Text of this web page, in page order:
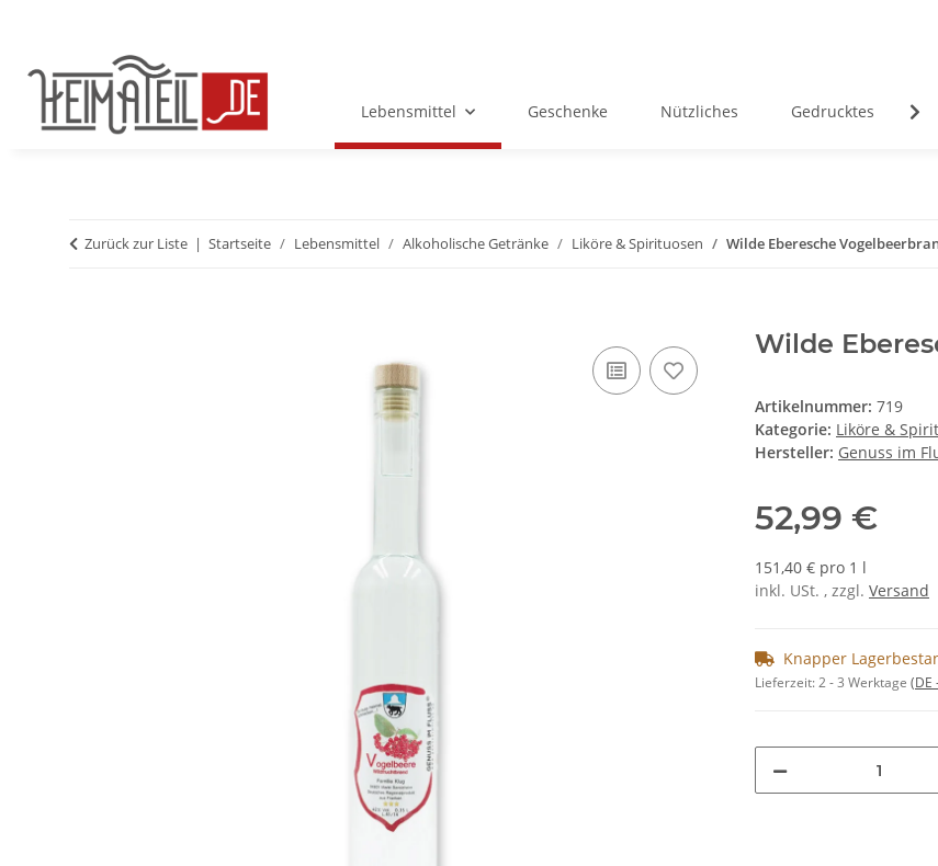
Lebensmittel Geschenke Nützliches Gedrucktes
Zurück zur Liste Startseite Lebensmittel Alkoholische Getränke Liköre & Spirituosen Wilde Eberesche
Wilde
Artikelnummer: 719
Kategorie: Liköre &
Hersteller: Genuss im
52,99 €
151,40 € pro 1 l
inkl. USt. , zzgl. Versand
Knapper
Lieferzeit:2 - 3 Werktage (DE